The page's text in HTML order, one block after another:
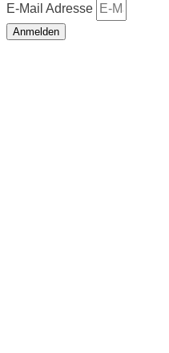
E-Mail Adresse
Anmelden